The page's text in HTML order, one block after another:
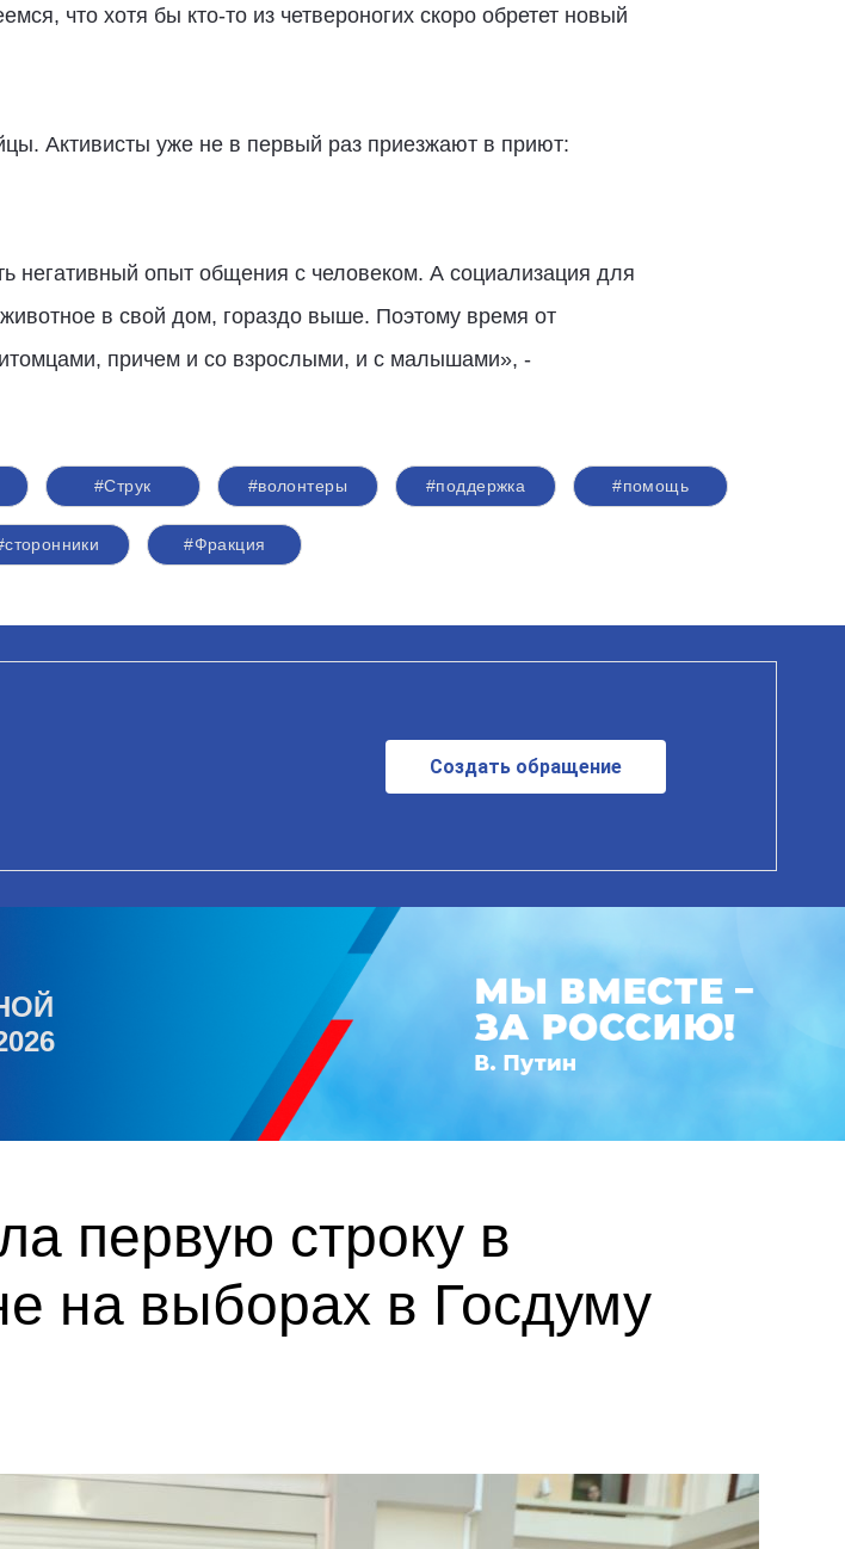
что хотя бы кто-то из четвероногих скоро обретет новый
Активисты уже не в первый раз приезжают в приют:
негативный опыт общения с человеком. А социализация для
в свой дом, гораздо выше. Поэтому время от
причем и со взрослыми, и с малышами», -
#Струк #волонтеры #поддержка #помощь
#Фракция
Создать обращение
первую строку в
на выборах в Госдуму